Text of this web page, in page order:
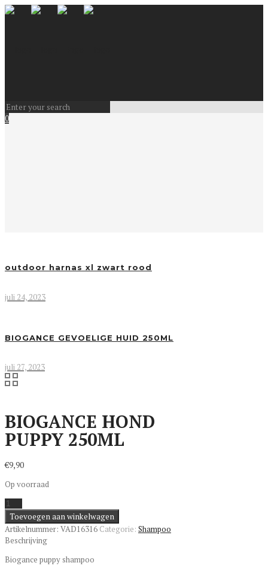
0
outdoor harnas xl zwart rood
juli 24, 2023
BIOGANCE GEVOELIGE HUID 250ML
juli 27, 2023
BIOGANCE HOND
PUPPY 250ML
€9,90
Op voorraad
BIOGANCE
HOND
PUPPY
250ML
Toevoegen aan winkelwagen
Artikelnummer: VAD16316 Categorie: Shampoo
Beschrijving
Biogance puppy shampoo